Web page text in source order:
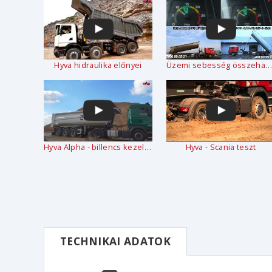
Hyva hidraulika előnyei Üzemi sebesség összehasonlítása
Hyva Alpha - billencs kezelése Hyva - Scania teszt
TECHNIKAI ADATOK